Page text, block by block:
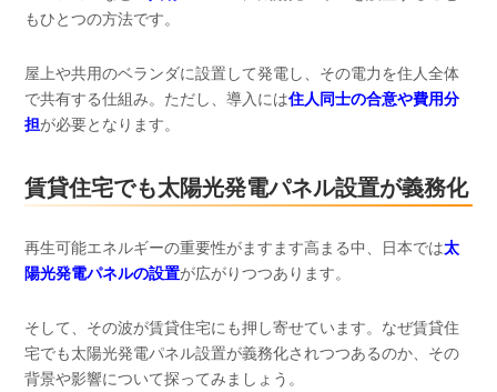
もひとつの方法です。
屋上や共用のベランダに設置して発電し、その電力を住人全体
で共有する仕組み。ただし、導入には住人同士の合意や費用分
担が必要となります。
賃貸住宅でも太陽光発電パネル設置が義務化
再生可能エネルギーの重要性がますます高まる中、日本では太
陽光発電パネルの設置が広がりつつあります。
そして、その波が賃貸住宅にも押し寄せています。なぜ賃貸住
宅でも太陽光発電パネル設置が義務化されつつあるのか、その
背景や影響について探ってみましょう。